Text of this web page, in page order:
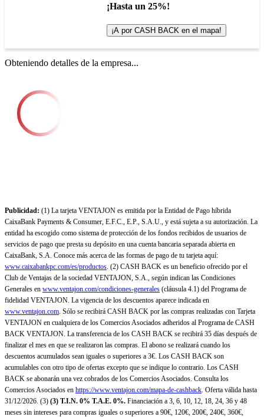
¡Hasta un 25%!
¡A por CASH BACK en el mapa!
Obteniendo detalles de la empresa...
Publicidad: (1) La tarjeta VENTAJON es emitida por la Entidad de Pago híbrida
CaixaBank Payments & Consumer, E.F.C., E.P., S.A.U., y está sujeta a su autorización. La
entidad ha escogido como sistema de protección de los fondos recibidos de usuarios de
servicios de pago que presta su depósito en una cuenta bancaria separada abierta en
CaixaBank, S.A. Conoce más acerca de las formas de pago de tu tarjeta aquí:
www.caixabankpc.com/es/productos. (2) CASH BACK es un beneficio ofrecido por el
Club de Ventajas de la sociedad VENTAJON, S.A., según indican las Condiciones
Generales en www.ventajon.com/condiciones-generales (cláusula 4.1) del Programa de
fidelidad VENTAJON. La vigencia de los descuentos aparece indicada en
www.ventajon.com. Sólo se recibirá CASH BACK por las compras realizadas con Tarjeta
VENTAJON en cualquiera de los Comercios Asociados adheridos al Programa de CASH
BACK VENTAJON. La transferencia de los CASH BACK se recibirá 35 días después de
finalizar el mes en que se realizaron las compras. El abono se realizará cuando los
descuentos acumulados sean iguales o superiores a 3€. Los CASH BACK son
acumulables con otro tipo de ofertas excepto que se indique lo contrario. Los CASH
BACK se abonarán una vez cobrados de los Comercios Asociados. Consulta los
Comercios Asociados en https://www.ventajon.com/mapa-de-cashback. Oferta válida hasta
31/12/2026. (3) (3) T.I.N. 0% T.A.E. 0%. Financiación a 3, 6, 10, 12, 18, 24, 36 y 48
meses sin intereses para compras iguales o superiores a 90€, 120€, 200€, 240€, 360€,